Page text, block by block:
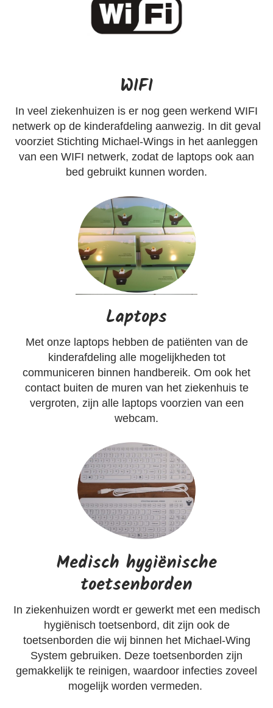
WIFI
In veel ziekenhuizen is er nog geen werkend WIFI
netwerk op de kinderafdeling aanwezig. In dit geval
voorziet Stichting Michael-Wings in het aanleggen
van een WIFI netwerk, zodat de laptops ook aan
bed gebruikt kunnen worden.
Laptops
Met onze laptops hebben de patiënten van de
kinderafdeling alle mogelijkheden tot
communiceren binnen handbereik. Om ook het
contact buiten de muren van het ziekenhuis te
vergroten, zijn alle laptops voorzien van een
webcam.
Medisch hygiënische
toetsenborden
In ziekenhuizen wordt er gewerkt met een medisch
hygiënisch toetsenbord, dit zijn ook de
toetsenborden die wij binnen het Michael-Wing
System gebruiken. Deze toetsenborden zijn
gemakkelijk te reinigen, waardoor infecties zoveel
mogelijk worden vermeden.